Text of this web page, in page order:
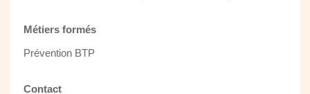
Métiers formés
Prévention BTP
Contact